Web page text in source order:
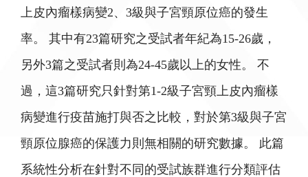
上皮內瘤樣病變2、3級與子宮頸原位癌的發生
率。 其中有23篇研究之受試者年紀為15-26歲，
另外3篇之受試者則為24-45歲以上的女性。 不
過，這3篇研究只針對第1-2級子宮頸上皮內瘤樣
病變進行疫苗施打與否之比較，對於第3級與子宮
頸原位腺癌的保護力則無相關的研究數據。 此篇
系統性分析在針對不同的受試族群進行分類評估